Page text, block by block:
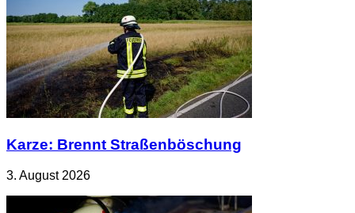
Karze: Brennt Straßenböschung
3. August 2026